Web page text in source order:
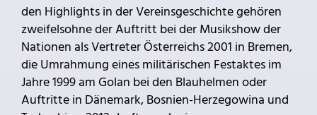
den Highlights in der Vereinsgeschichte gehören
zweifelsohne der Auftritt bei der Musikshow der
Nationen als Vertreter Österreichs 2001 in Bremen,
die Umrahmung eines militärischen Festaktes im
Jahre 1999 am Golan bei den Blauhelmen oder
Auftritte in Dänemark, Bosnien-Herzegowina und